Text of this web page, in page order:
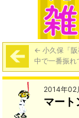
← 小久保「
中で一番振れ
2014年02
マート